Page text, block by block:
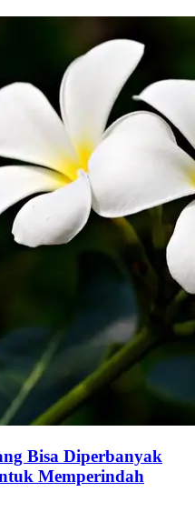
Bisa Diperbanyak
Memperindah